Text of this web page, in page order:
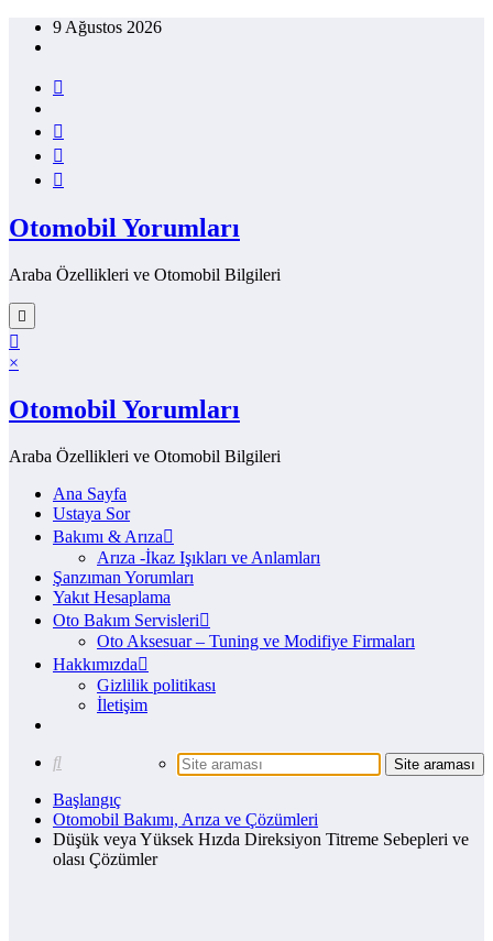
İçeriğe9 Ağustos 2026
Otomobil Yorumları
Araba Özellikleri ve Otomobil Bilgileri
×
Otomobil Yorumları
Araba Özellikleri ve Otomobil Bilgileri
Ana Sayfa
Ustaya Sor
Bakımı & Arıza
Arıza -İkaz Işıkları ve Anlamları
Şanzıman Yorumları
Yakıt Hesaplama
Oto Bakım Servisleri
Oto Aksesuar – Tuning ve Modifiye Firmaları
Hakkımızda
Gizlilik politikası
İletişim
Başlangıç
Otomobil Bakımı, Arıza ve Çözümleri
Düşük veya Yüksek Hızda Direksiyon Titreme Sebepleri ve
olası Çözümler